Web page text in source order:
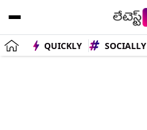
QUICKLY SOCIALLY